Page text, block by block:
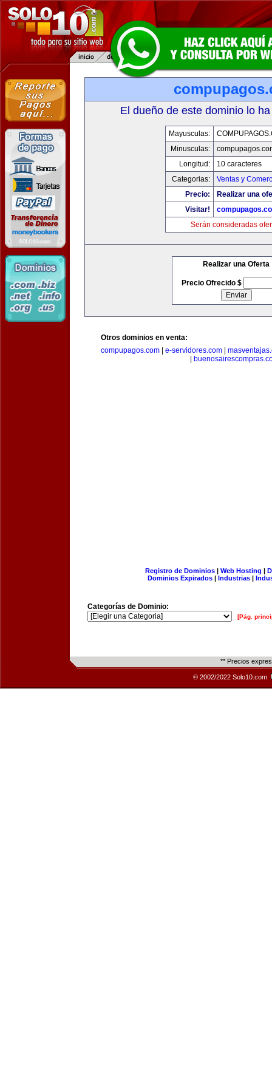
El dueño de este dominio lo
Mayusculas:
Minusculas:
Longitud:
10 caracteres
Categorias:
Ventas y
Precio:
Realizar una
Visitar!
Serán consideradas
Realizar una Oferta
Precio Ofrecido $
Otros dominios en venta:
compupagos.com
e-servidores.com
Registro de Dominios| Web Hosting |
Dominios Expirados | Industrias |
Categorías de Dominio:
[Pág.
** Precios
© 2002/2022 Solo10.com